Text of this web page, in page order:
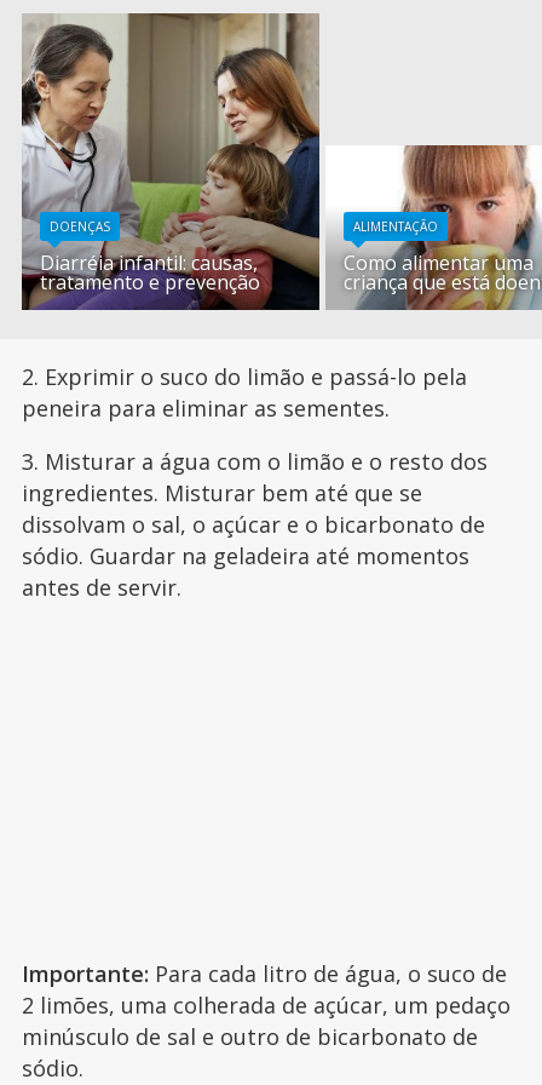
DOENÇAS
Diarréia infantil: causas,
tratamento e prevenção
ALIMENTAÇÃO
Como alimentar uma
criança que está
2. Exprimir o suco do limão e passá-lo pela
peneira para eliminar as sementes.
3. Misturar a água com o limão e o resto dos
ingredientes. Misturar bem até que se
dissolvam o sal, o açúcar e o bicarbonato de
sódio. Guardar na geladeira até momentos
antes de servir.
Importante: Para cada litro de água, o suco de
2 limões, uma colherada de açúcar, um pedaço
minúsculo de sal e outro de bicarbonato de
sódio.